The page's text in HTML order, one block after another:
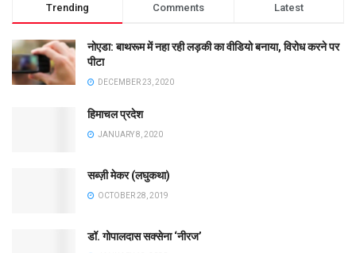
Trending Comments Latest
नोएडा: बाथरूम में नहा रही लड़की का वीडियो बनाया, विरोध करने पर
पीटा
DECEMBER 23, 2020
हिमाचल प्रदेश
JANUARY 8, 2020
सब्ज़ी मेकर (लघुकथा)
OCTOBER 28, 2019
डॉ. गोपालदास सक्सेना ‘नीरज’